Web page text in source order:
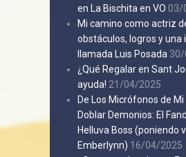
en La Bischita en VO 03/
Mi camino como actriz
obstáculos, logros y una
llamada Luis Posada
¿Qué Regalar en Sant
ayuda! 21/04/2025
De Los Micrófonos de
Doblar Demonios: El
Helluva Boss (poniendo
Emberlynn) 16/04/2025